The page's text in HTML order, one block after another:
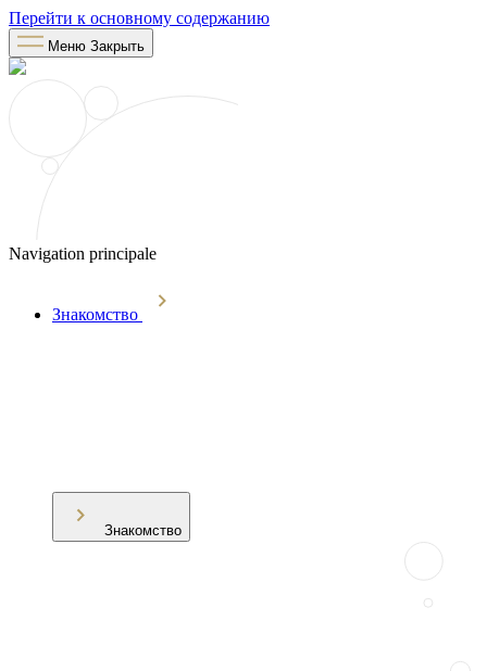
Перейти к основному содержанию
Меню Закрыть
Navigation principale
Знакомство
Знакомство